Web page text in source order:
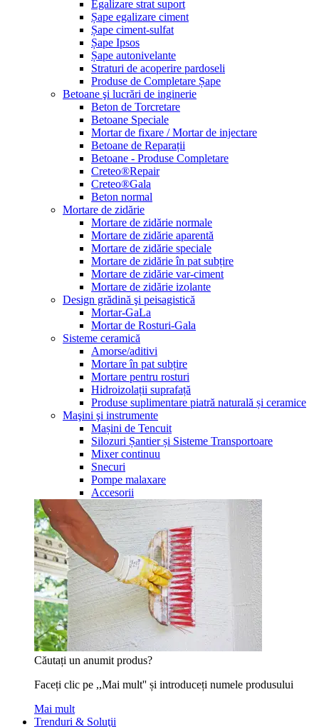
Egalizare strat suport
Șape egalizare ciment
Șape ciment-sulfat
Șape Ipsos
Șape autonivelante
Straturi de acoperire pardoseli
Produse de Completare Șape
Betoane şi lucrări de inginerie
Beton de Torcretare
Betoane Speciale
Mortar de fixare / Mortar de injectare
Betoane de Reparații
Betoane - Produse Completare
Creteo®Repair
Creteo®Gala
Beton normal
Mortare de zidărie
Mortare de zidărie normale
Mortare de zidărie aparentă
Mortare de zidărie speciale
Mortare de zidărie în pat subțire
Mortare de zidărie var-ciment
Mortare de zidărie izolante
Design grădină şi peisagistică
Mortar-GaLa
Mortar de Rosturi-Gala
Sisteme ceramică
Amorse/aditivi
Mortare în pat subțire
Mortare pentru rosturi
Hidroizolații suprafață
Produse suplimentare piatră naturală și ceramice
Maşini şi instrumente
Mașini de Tencuit
Silozuri Șantier și Sisteme Transportoare
Mixer continuu
Snecuri
Pompe malaxare
Accesorii
Căutați un anumit produs?
Faceți clic pe ,,Mai mult'' și introduceți numele produsului
Mai mult
Trenduri & Soluţii